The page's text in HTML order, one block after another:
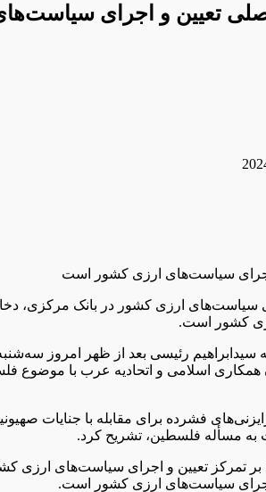
تعیین و اجرای
سیاست‌های ارزی کشور است
سیاست‌های ارزی کشور در بانک
کشور است.
اسلامی و اتحادیه عرب با موضوع
فشرده برای مقابله با جنایات
به مسأله فلسطین، تشریح کرد.
بر تمرکز تعیین و اجرای سیاست‌های
سیاست‌های ارزی کشور است.